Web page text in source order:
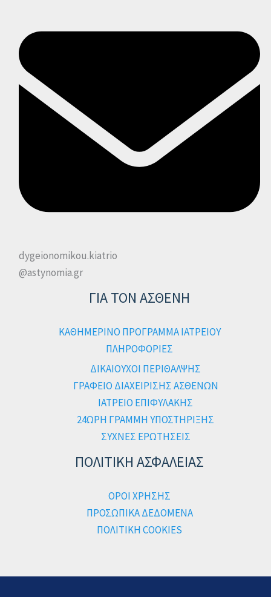
dygeionomikou.kiatrio
@astynomia.gr
ΓΙΑ ΤΟΝ ΑΣΘΕΝΗ
ΚΑΘΗΜΕΡΙΝΟ ΠΡΟΓΡΑΜΜΑ ΙΑΤΡΕΙΟΥ
ΠΛΗΡΟΦΟΡΙΕΣ
ΔΙΚΑΙΟΥΧΟΙ ΠΕΡΙΘΑΛΨΗΣ
ΓΡΑΦΕΙΟ ΔΙΑΧΕΙΡΙΣΗΣ ΑΣΘΕΝΩΝ
ΙΑΤΡΕΙΟ ΕΠΙΦΥΛΑΚΗΣ
24ΩΡΗ ΓΡΑΜΜΗ ΥΠΟΣΤΗΡΙΞΗΣ
ΣΥΧΝΕΣ ΕΡΩΤΗΣΕΙΣ
ΠΟΛΙΤΙΚΗ ΑΣΦΑΛΕΙΑΣ
ΟΡΟΙ ΧΡΗΣΗΣ
ΠΡΟΣΩΠΙΚΑ ΔΕΔΟΜΕΝΑ
ΠΟΛΙΤΙΚΗ COOKIES